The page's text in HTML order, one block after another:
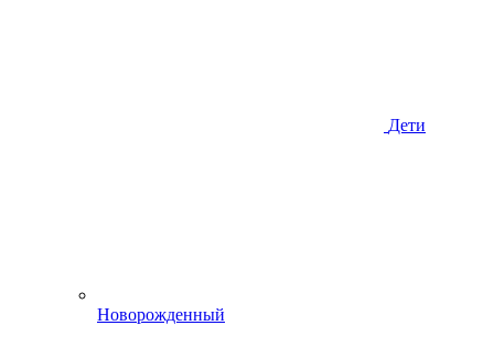
Дети
Новорожденный